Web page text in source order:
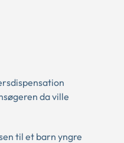
da ville
til et barn yngre